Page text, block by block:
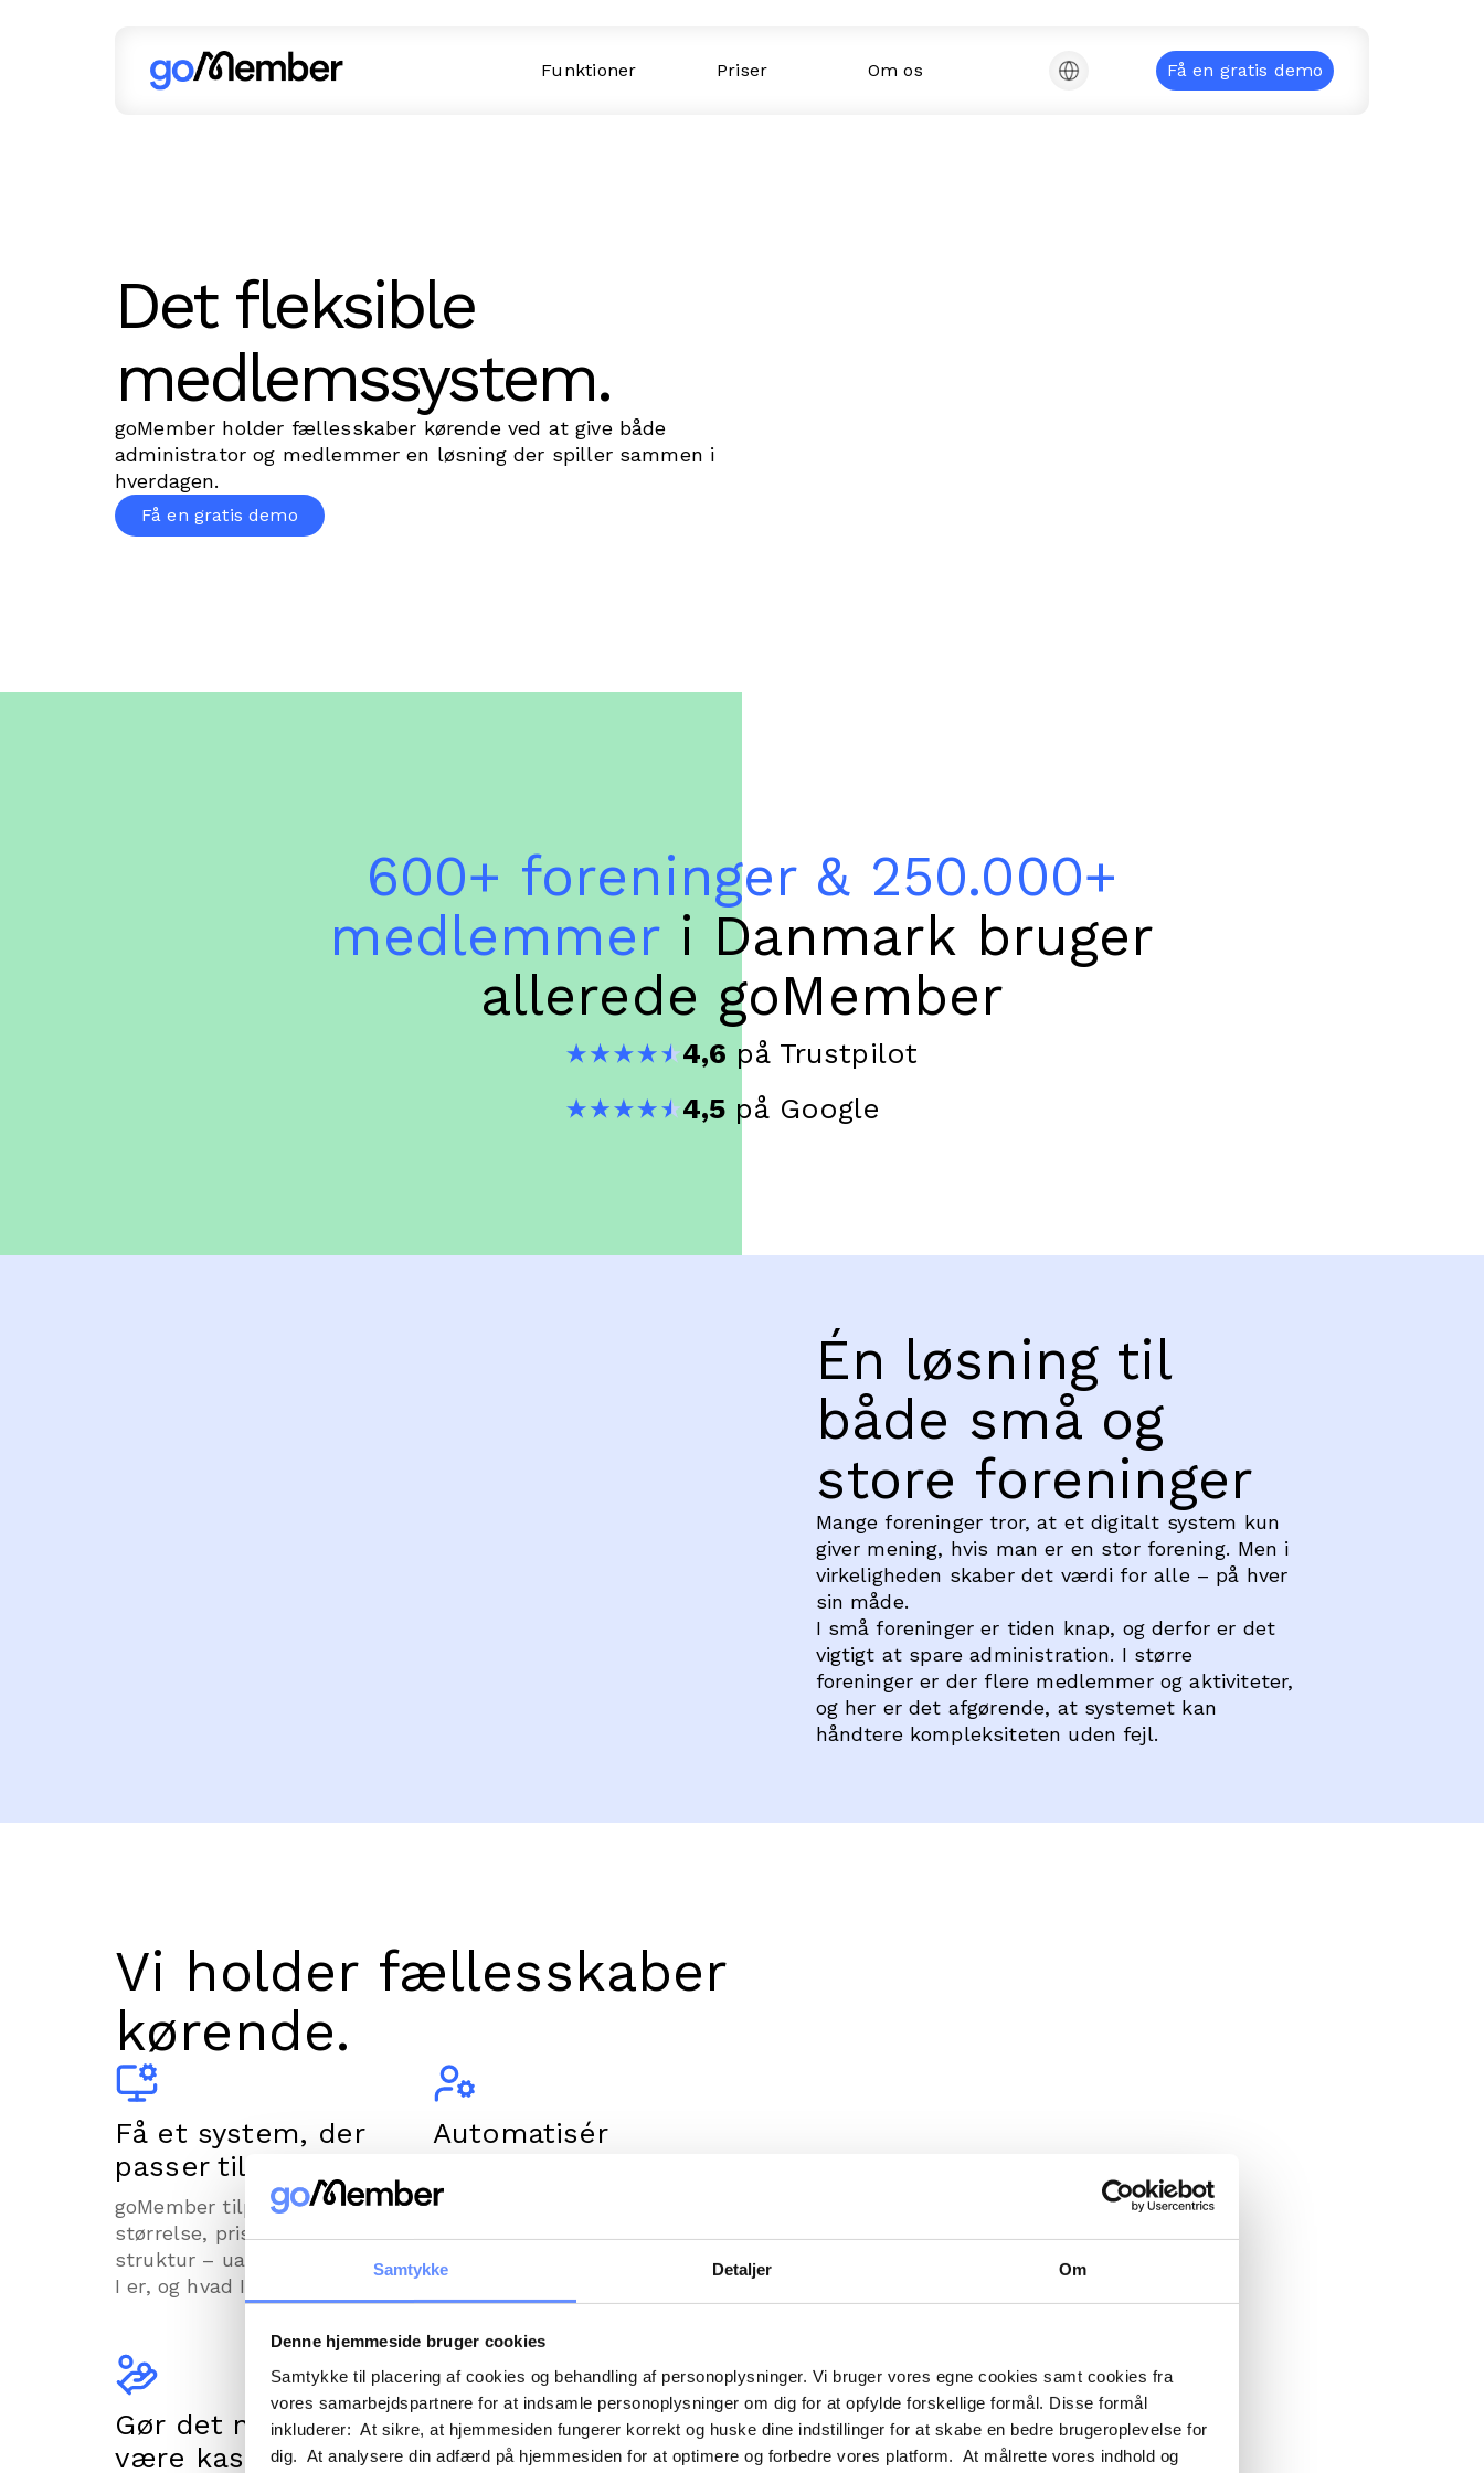
Samtykke Detaljer Om
Denne hjemmeside bruger cookies
Samtykke til placering af cookies og behandling af personoplysninger. Vi bruger vores egne cookies samt cookies fra
vores samarbejdspartnere for at indsamle personoplysninger om dig for at opfylde forskellige formål. Disse formål
inkluderer: At sikre, at hjemmesiden fungerer korrekt og huske dine indstillinger for at skabe en bedre brugeroplevelse for
dig. At analysere din adfærd på hjemmesiden for at optimere og forbedre vores platform. At målrette vores indhold og
Funktioner Priser Om os Få en gratis demo
Det fleksible
medlemssystem.
goMember holder fællesskaber kørende ved at give både
administrator og medlemmer en løsning der spiller sammen i
hverdagen.
Få en gratis demo
600+ foreninger & 250.000+
medlemmeri Danmark bruger
allerede goMember
4,6 på Trustpilot
4,5 på Google
Én løsning til
både små og
store foreninger
Mange foreninger tror, at et digitalt system kun
giver mening, hvis man er en stor forening. Men i
virkeligheden skaber det værdi for alle – på hver
sin måde.
I små foreninger er tiden knap, og derfor er det
vigtigt at spare administration. I større
foreninger er der flere medlemmer og aktiviteter,
og her er det afgørende, at systemet kan
håndtere kompleksiteten uden fejl.
Vi holder fællesskaber
kørende.
Få et system, der
passer til jer.
goMember tilpasses jeres
størrelse, prissætning og
struktur – uanset hvor mange
I er, og hvad I samles om.
Automatisér
Med goMember kan
kan selv automatisere alt fra
og rykkere.
Gør det nemt at
være kasserer.
Nå ud til
medlemmerne.